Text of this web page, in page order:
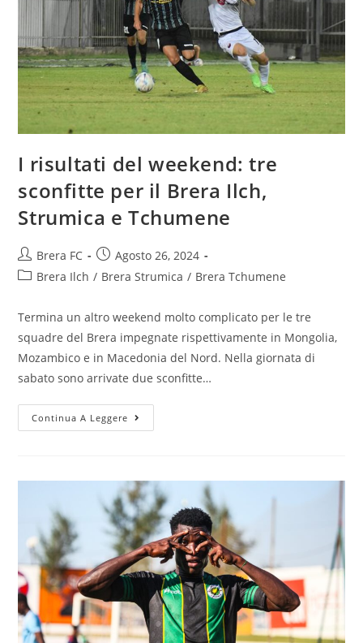
I risultati del weekend: tre
sconfitte per il Brera Ilch,
Strumica e Tchumene
Brera FC
Agosto 26, 2024
Brera Ilch / Brera Strumica / Brera Tchumene
Termina un altro weekend molto complicato per le tre
squadre del Brera impegnate rispettivamente in Mongolia,
Mozambico e in Macedonia del Nord. Nella giornata di
sabato sono arrivate due sconfitte…
Continua A Leggere